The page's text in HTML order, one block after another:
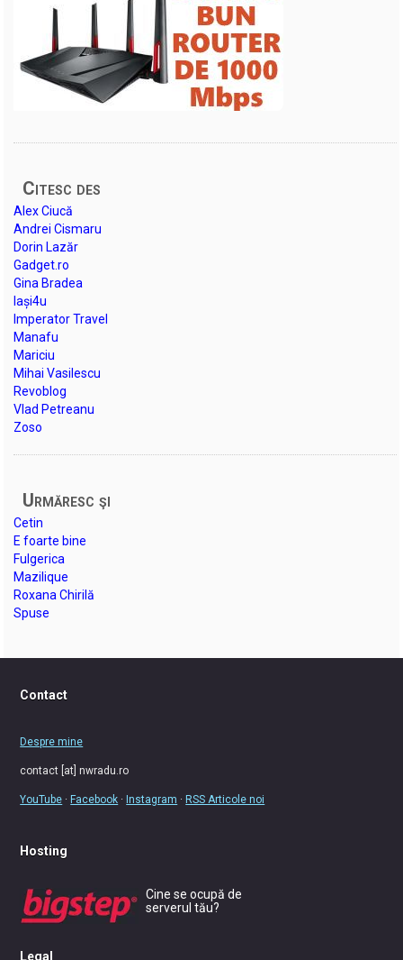
Citesc des
Alex Ciucă
Andrei Cismaru
Dorin Lazăr
Gadget.ro
Gina Bradea
Iași4u
Imperator Travel
Manafu
Mariciu
Mihai Vasilescu
Revoblog
Vlad Petreanu
Zoso
Urmăresc şi
Cetin
E foarte bine
Fulgerica
Mazilique
Roxana Chirilă
Spuse
Contact
Despre mine
contact [at] nwradu.ro
YouTube ·Facebook ·Instagram ·RSS Articole noi
Hosting
Cine se ocupă de
serverul tău?
Legal